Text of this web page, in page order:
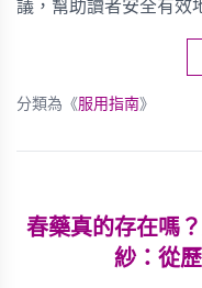
議，幫助讀者安全有效
分類為《服用指南》
春藥真的存在嗎
紗：從